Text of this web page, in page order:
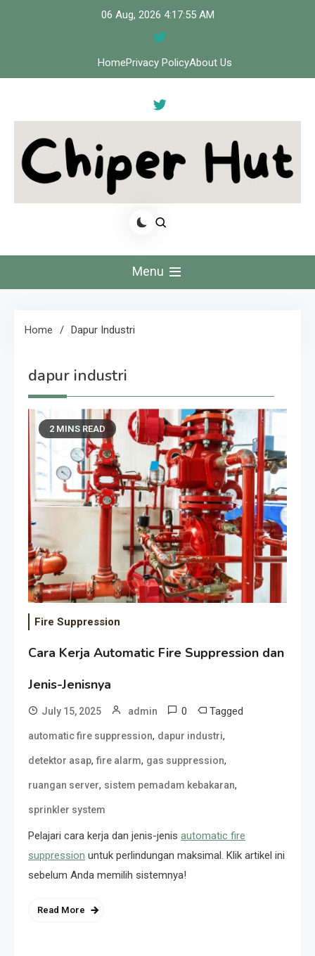
06 Aug, 2026 4:17:56 AM
HomePrivacy PolicyAbout Us
Cipher Hut
Menu
Home Dapur Industri
dapur industri
2 MINS READ
Fire Suppression
Cara Kerja Automatic Fire Suppression dan
Jenis-Jenisnya
July 15, 2025 admin 0 Tagged
automatic fire suppression, dapur industri,
detektor asap, fire alarm, gas suppression,
ruangan server, sistem pemadam kebakaran,
sprinkler system
Pelajari cara kerja dan jenis-jenis automatic fire
suppression untuk perlindungan maksimal. Klik artikel ini
sebelum Anda memilih sistemnya!
Read More